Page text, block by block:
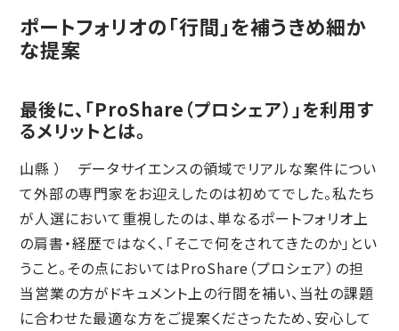
ポートフォリオの「行間」を補うきめ細か
な提案
最後に、「ProShare（プロシェア）」を利用す
るメリットとは。
山縣 ） データサイエンスの領域でリアルな案件につい
て外部の専門家をお迎えしたのは初めてでした。私たち
が人選において重視したのは、単なるポートフォリオ上
の肩書・経歴ではなく、「そこで何をされてきたのか」とい
うこと。その点においてはProShare（プロシェア）の担
当営業の方がドキュメント上の行間を補い、当社の課題
に合わせた最適な方をご提案くださったため、安心して